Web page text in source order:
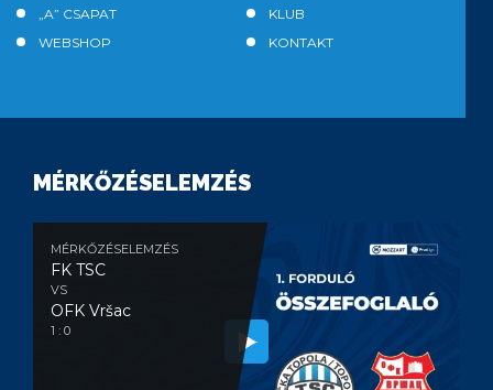
„A” CSAPAT
KLUB
WEBSHOP
KONTAKT
MÉRKŐZÉSELEMZÉS
MÉRKŐZÉSELEMZÉS
FK TSC
VS
OFK Vršac
1 : 0